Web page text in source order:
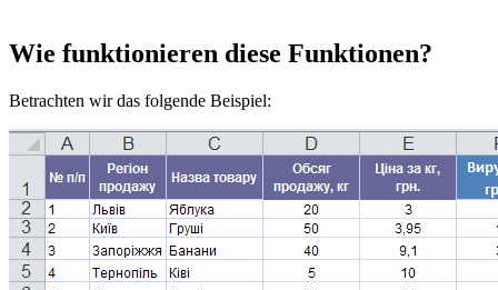
Wie funktionieren diese Funktionen?
Betrachten wir das folgende Beispiel: